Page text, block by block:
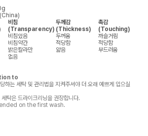
비침
(Transparency)
두께감
(Thickness)
촉감
(Touching)
비침있음 두꺼움
까슬거림
비침약간 적당함
적당함
밝은칼라만 얇음
부드러움
없음
to
하는 세탁 및 관리법을 지켜주셔야 더 오래 예쁘게 입으실
탁은 드라이크리닝을 권장합니다.
on the first wash.